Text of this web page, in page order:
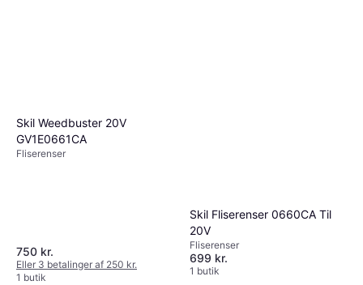
Skil Weedbuster 20V
GV1E0661CA
Fliserenser
750 kr.
Eller 3 betalinger af 250 kr.
1 butik
Skil Fliserenser 0660CA Til
20V
Fliserenser
699 kr.
1 butik